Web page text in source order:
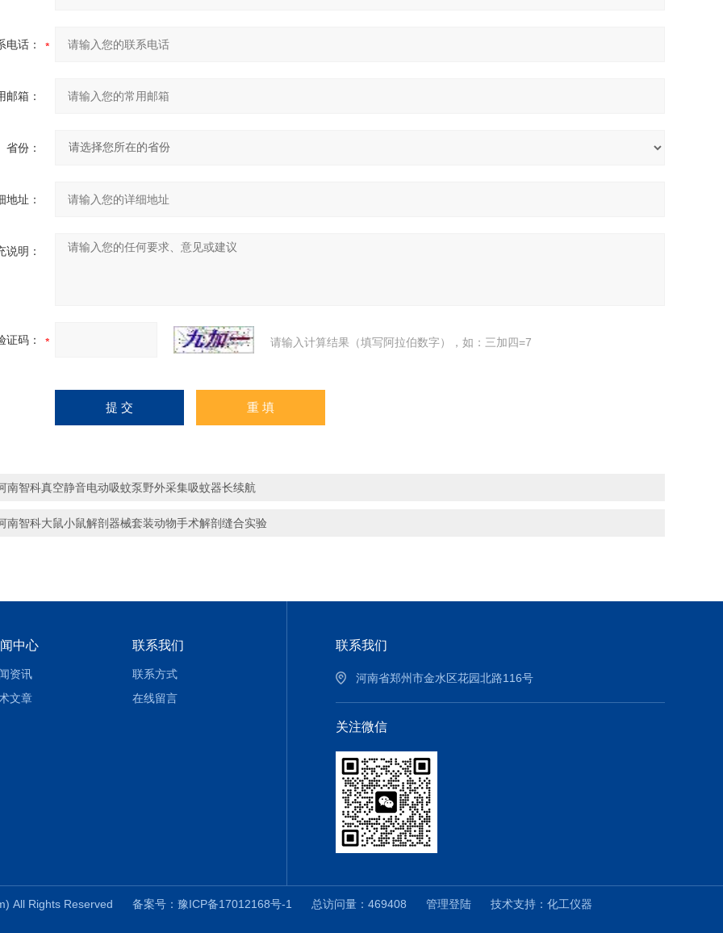
电话：
邮箱：
省份：
地址：
说明：
证码： 请输入计算结果（填写阿拉伯数字），如：三加四=7
南智科真空静音电动吸蚊泵野外采集吸蚊器长续航
南智科大鼠小鼠解剖器械套装动物手术解剖缝合实验
中心
资讯
文章
联系我们
联系方式
在线留言
联系我们
河南省郑州市金水区花园北路116号
关注微信
All Rights Reserved 备案号：豫ICP备17012168号-1 总访问量：469408 管理登陆 技术支持： 化工仪器